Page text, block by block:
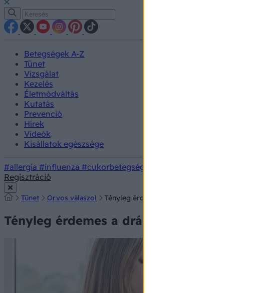
Betegségek A-Z
Tünet
Vizsgálat
Kezelés
Életmódváltás
Kutatás
Prevenció
Hírek
Videók
Kisállatok egészsége
#allergia #influenza #cukorbetegség
Regisztráció
Tünet Orvos válaszol Tényleg érdemes a drágább, bonyolultabb
Tényleg érdemes a drágább,